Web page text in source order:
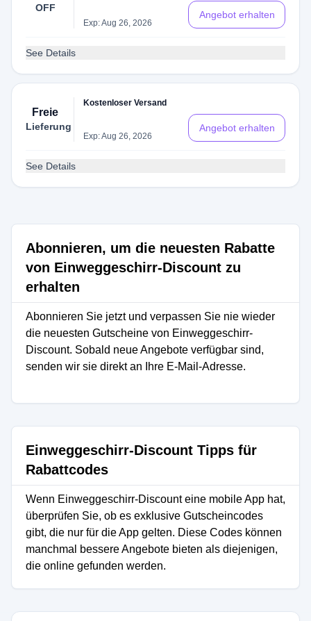
OFF
Exp: Aug 26, 2026
Angebot erhalten
See Details
Freie
Lieferung
Kostenloser Versand
Exp: Aug 26, 2026
Angebot erhalten
See Details
Abonnieren, um die neuesten Rabatte
von Einweggeschirr-Discount zu
erhalten
Abonnieren Sie jetzt und verpassen Sie nie wieder
die neuesten Gutscheine von Einweggeschirr-
Discount. Sobald neue Angebote verfügbar sind,
senden wir sie direkt an Ihre E-Mail-Adresse.
Einweggeschirr-Discount Tipps für
Rabattcodes
Wenn Einweggeschirr-Discount eine mobile App hat,
überprüfen Sie, ob es exklusive Gutscheincodes
gibt, die nur für die App gelten. Diese Codes können
manchmal bessere Angebote bieten als diejenigen,
die online gefunden werden.